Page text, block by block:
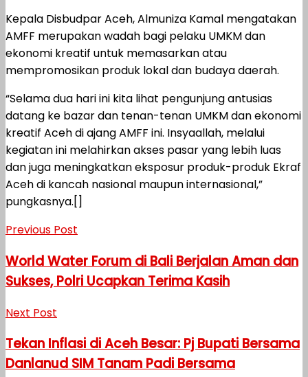
Kepala Disbudpar Aceh, Almuniza Kamal mengatakan
AMFF merupakan wadah bagi pelaku UMKM dan
ekonomi kreatif untuk memasarkan atau
mempromosikan produk lokal dan budaya daerah.
“Selama dua hari ini kita lihat pengunjung antusias
datang ke bazar dan tenan-tenan UMKM dan ekonomi
kreatif Aceh di ajang AMFF ini. Insyaallah, melalui
kegiatan ini melahirkan akses pasar yang lebih luas
dan juga meningkatkan eksposur produk-produk Ekraf
Aceh di kancah nasional maupun internasional,”
pungkasnya.[]
Previous Post
World Water Forum di Bali Berjalan Aman dan
Sukses, Polri Ucapkan Terima Kasih
Next Post
Tekan Inflasi di Aceh Besar: Pj Bupati Bersama
Danlanud SIM Tanam Padi Bersama